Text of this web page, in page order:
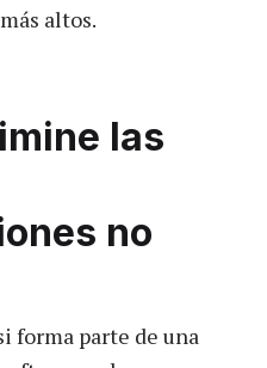
altos.
las
no
forma parte de una